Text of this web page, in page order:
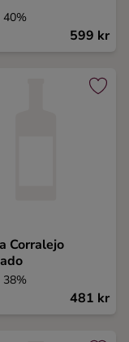
40%
599 kr
Corralejo
38%
481 kr